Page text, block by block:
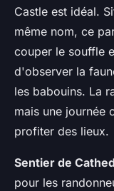
Castle est idéal.
même nom, ce
couper le souffle
d'observer la
les babouins. La
mais une journée
profiter des lieux.
Sentier de
pour les